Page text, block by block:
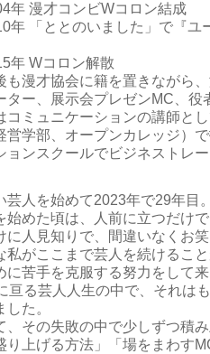
年 漫才コンビWコロン結成
年 「ととのいました」で『
年 Wコロン解散
も漫才協会に籍を置きながら
ター、展示会プレゼンMC、役
コミュニケーションの講師と
営学部、オープンカレッジ）
ョンスクールでビジネストレー
芸人を始めて2023年で29年目。
始めた頃は、人前に立つだけ
に人見知りで、間違いなくお
私がここまで芸人を続けるこ
に苦手を克服する努力をして来
亘る芸人人生の中で、それは
した。
、その失敗の中で少しずつ積
り上げる方法」「場をまわす